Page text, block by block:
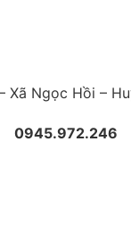
Ngọc Hồi –
0945.972.246